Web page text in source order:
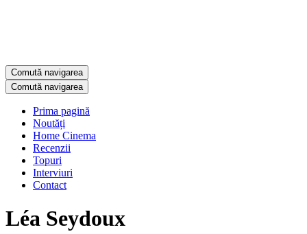
Comută navigarea
Comută navigarea
Prima pagină
Noutăți
Home Cinema
Recenzii
Topuri
Interviuri
Contact
Léa Seydoux